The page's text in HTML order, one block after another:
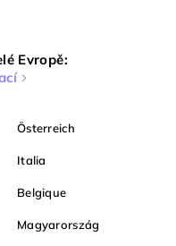
Evropě:
Österreich
Italia
Belgique
Magyarország